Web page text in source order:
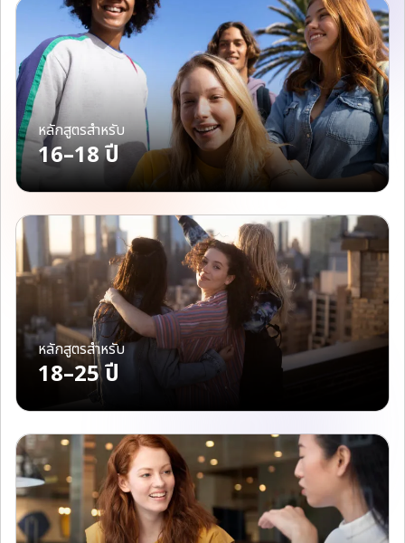
หลักสูตรสำหรับ
16–18 ปี
หลักสูตรสำหรับ
18–25 ปี